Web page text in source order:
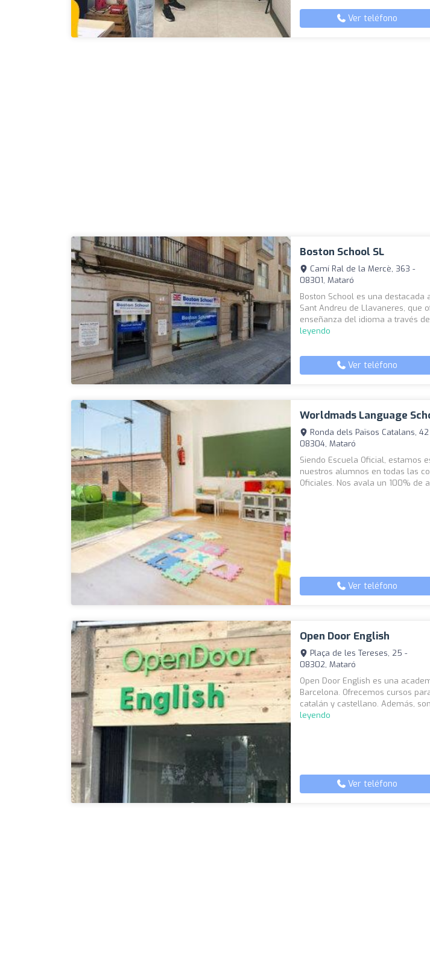
Ver teléfono
Boston School SL
Camí Ral de la Mercè, 363 -
08301, Mataró
Boston School es una
Sant Andreu de Llavaneres, que
enseñanza del idioma a través
leyendo
Ver teléfono
Worldmads Language
Ronda dels Països Catalans,
08304, Mataró
Siendo Escuela Oficial, estamos
nuestros alumnos en todas las
Oficiales. Nos avala un 100% de
Ver teléfono
Open Door English
Plaça de les Tereses, 25 -
08302, Mataró
Open Door English es una
Barcelona. Ofrecemos cursos
catalán y castellano. Además,
leyendo
Ver teléfono